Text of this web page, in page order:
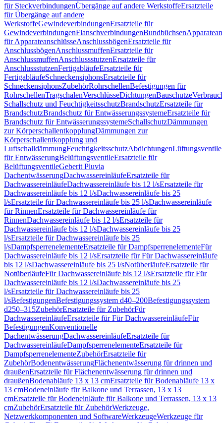
für SteckverbindungenÜbergänge auf andere WerkstoffeErsatzteile
für Übergänge auf andere
WerkstoffeGewindeverbindungenErsatzteile für
GewindeverbindungenFlanschverbindungenBundbüchsen
für ApparateanschlüsseAnschlussbögenErsatzteile für
AnschlussbögenAnschlussmuffenErsatzteile für
AnschlussmuffenAnschlussstutzenErsatzteile für
AnschlussstutzenFertigabläufeErsatzteile für
FertigabläufeSchneckensiphonsErsatzteile für
SchneckensiphonsZubehörRohrschellenBefestigungen für
RohrschellenTragschalenVerschlüsseDichtungenBauschutze
Schallschutz und FeuchtigkeitsschutzBrandschutzErsatzteile für
BrandschutzBrandschutz für EntwässerungssystemeErsatzteile für
Brandschutz für EntwässerungssystemeSchallschutzDämmungen
zur KörperschallentkopplungDämmungen zur
Körperschallentkopplung und
LuftschalldämmungFeuchtigkeitsschutzAbdichtungenLüftungsventile
für EntwässerungBelüftungsventileErsatzteile für
BelüftungsventileGeberit Pluvia
DachentwässerungDachwassereinläufeErsatzteile für
DachwassereinläufeDachwassereinläufe bis 12 l/sErsatzteile für
Dachwassereinläufe bis 12 l/sDachwassereinläufe bis 25
l/sErsatzteile für Dachwassereinläufe bis 25 l/sDachwassereinläufe
für RinnenErsatzteile für Dachwassereinläufe für
RinnenDachwassereinläufe bis 12 l/sErsatzteile für
Dachwassereinläufe bis 12 l/sDachwassereinläufe bis 25
l/sErsatzteile für Dachwassereinläufe bis 25
l/sDampfsperrenelementeErsatzteile für DampfsperrenelementeFür
Dachwassereinläufe bis 12 l/sErsatzteile für Für Dachwassereinläufe
bis 12 l/sDachwassereinläufe bis 25 l/sNotüberläufeErsatzteile für
NotüberläufeFür Dachwassereinläufe bis 12 l/sErsatzteile für Für
Dachwassereinläufe bis 12 l/sDachwassereinläufe bis 25
l/sErsatzteile für Dachwassereinläufe bis 25
l/sBefestigungenBefestigungssystem d40–200Befestigungssystem
d250–315ZubehörErsatzteile für ZubehörFür
DachwassereinläufeErsatzteile für Für DachwassereinläufeFür
BefestigungenKonventionelle
DachentwässerungDachwassereinläufeErsatzteile für
DachwassereinläufeDampfsperrenelementeErsatzteile für
DampfsperrenelementeZubehörErsatzteile für
ZubehörBodenentwässerungFlächenentwässerung für drinnen und
draußenErsatzteile für Flächenentwässerung für drinnen und
draußenBodenabläufe 13 x 13 cmErsatzteile für Bodenabläufe 13 x
13 cmBodeneinläufe für Balkone und Terrassen, 13 x 13
cmErsatzteile für Bodeneinläufe für Balkone und Terrassen, 13 x 13
cmZubehörErsatzteile für ZubehörWerkzeuge,
Netzwerkkomponenten und SoftwareWerkzeugeWerkzeuge für